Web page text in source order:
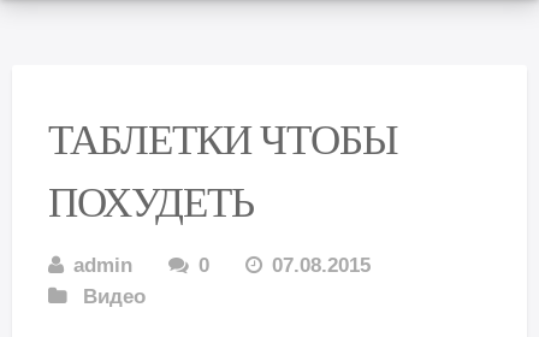
ТАБЛЕТКИ ЧТОБЫ
ПОХУДЕТЬ
admin 0
07.08.2015
Видео